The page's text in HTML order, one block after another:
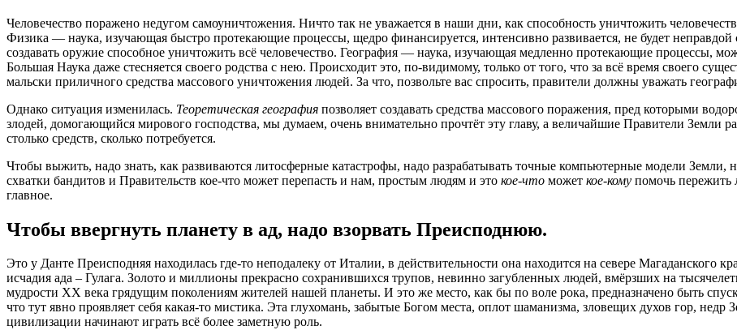
Человечество поражено недугом самоуничтожения. Ничто так не уважается в наши дни, как способность уничтожить
Физика — наука, изучающая быстро протекающие процессы, щедро финансируется, интенсивно развивается, не будет неправдой
создавать оружие способное уничтожить всё человечество. География — наука, изучающая медленно протекающие процессы,
Большая Наука даже стесняется своего родства с нею. Происходит это, по-видимому, только от того, что за всё время своего
мальски приличного средства массового уничтожения людей. За что, позвольте вас спросить, правители должны уважать
Однако ситуация изменилась. Теоретическая география позволяет создавать средства массового поражения, пред которыми
злодей, домогающийся мирового господства, мы думаем, очень внимательно прочтёт эту главу, а величайшие Правители Земли
столько средств, сколько потребуется.
Чтобы выжить, надо знать, как развиваются литосферные катастрофы, надо разрабатывать точные компьютерные модели
схватки бандитов и Правительств кое-что может перепасть и нам, простым людям и это кое-что может кое-кому помочь пережить
главное.
Чтобы ввергнуть планету в ад, надо взорвать Преисподнюю.
Это у Данте Преисподняя находилась где-то неподалеку от Италии, в действительности она находится на севере
исчадия ада – Гулага. Золото и миллионы прекрасно сохранившихся трупов, невинно загубленных людей, вмёрзших на
мудрости ХХ века грядущим поколениям жителей нашей планеты. И это же место, как бы по воле рока, предназначено быть
что тут явно проявляет себя какая-то мистика. Эта глухомань, забытые Богом места, оплот шаманизма, зловещих духов гор,
цивилизации начинают играть всё более заметную роль.